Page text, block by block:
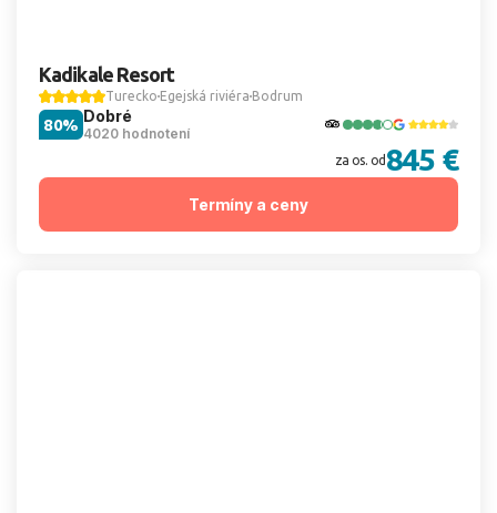
Kadikale Resort
Turecko Egejská riviéra Bodrum
Dobré
4020 hodnotení
80%
za os. od 845 €
Termíny a ceny